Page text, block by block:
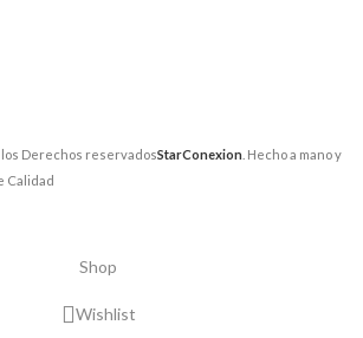
los Derechos reservadosStarConexion . Hecho a mano y
Calidad
Shop
Wishlist